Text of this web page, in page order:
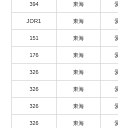
394 東海
JOR1 東海
151 東海
176 東海
326 東海
326 東海
326 東海
326 東海